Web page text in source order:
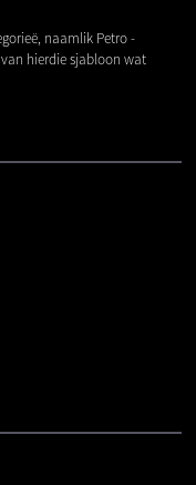
naamlik Petro -
hierdie sjabloon wat